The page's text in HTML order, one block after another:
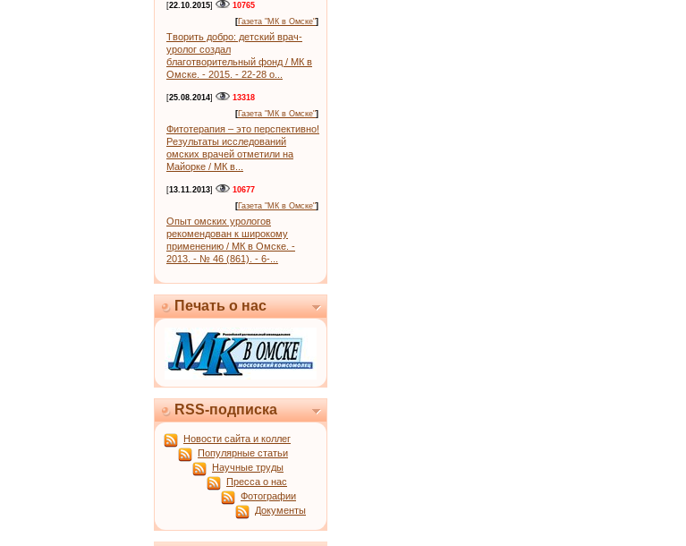
[22.10.2015]
10765
[Газета "МК в Омске"]
Творить добро: детский врач-
уролог создал
благотворительный фонд / МК в
Омске. - 2015. - 22-28 о...
[25.08.2014]
13318
[Газета "МК в Омске"]
Фитотерапия – это перспективно!
Результаты исследований
омских врачей отметили на
Майорке / МК в...
[13.11.2013]
10677
[Газета "МК в Омске"]
Опыт омских урологов
рекомендован к широкому
применению / МК в Омске. -
2013. - № 46 (861). - 6-...
Печать о нас
RSS-подписка
Новости сайта и коллег
Популярные статьи
Научные труды
Пресса о нас
Фотографии
Документы